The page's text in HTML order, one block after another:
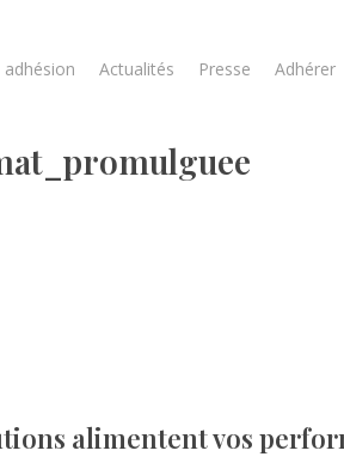
adhésion Actualités Presse Adhérer
alimentent vos